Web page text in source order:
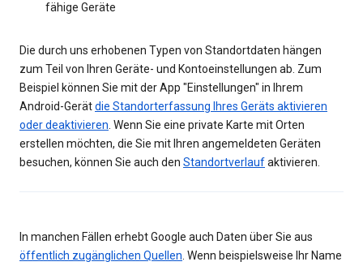
fähige Geräte
Die durch uns erhobenen Typen von Standortdaten hängen
zum Teil von Ihren Geräte- und Kontoeinstellungen ab. Zum
Beispiel können Sie mit der App "Einstellungen" in Ihrem
Android-Gerätdie Standorterfassung Ihres Geräts aktivieren
oder deaktivieren. Wenn Sie eine private Karte mit Orten
erstellen möchten, die Sie mit Ihren angemeldeten Geräten
besuchen, können Sie auch den Standortverlaufaktivieren.
In manchen Fällen erhebt Google auch Daten über Sie aus
öffentlich zugänglichen Quellen. Wenn beispielsweise Ihr Name